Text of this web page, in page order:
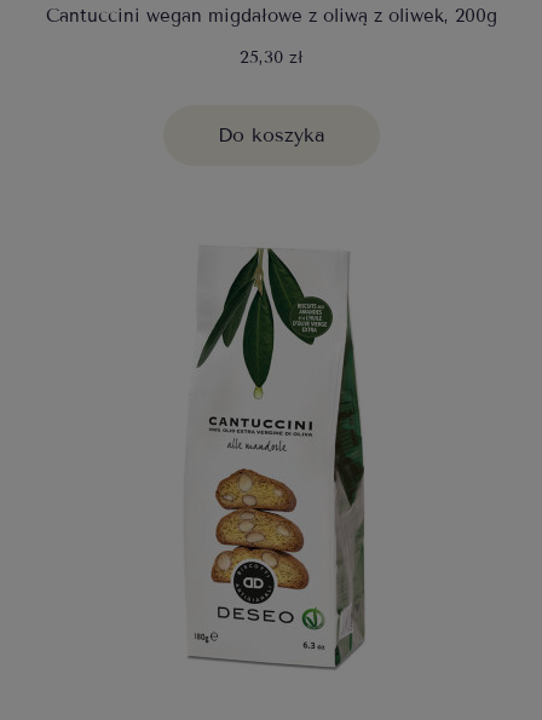
Cantuccini wegan migdałowe z oliwą z oliwek, 200g
25,30 zł
Do koszyka